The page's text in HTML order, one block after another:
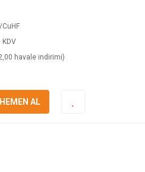
CuHF
KDV
havale indirimi)
HEMEN AL